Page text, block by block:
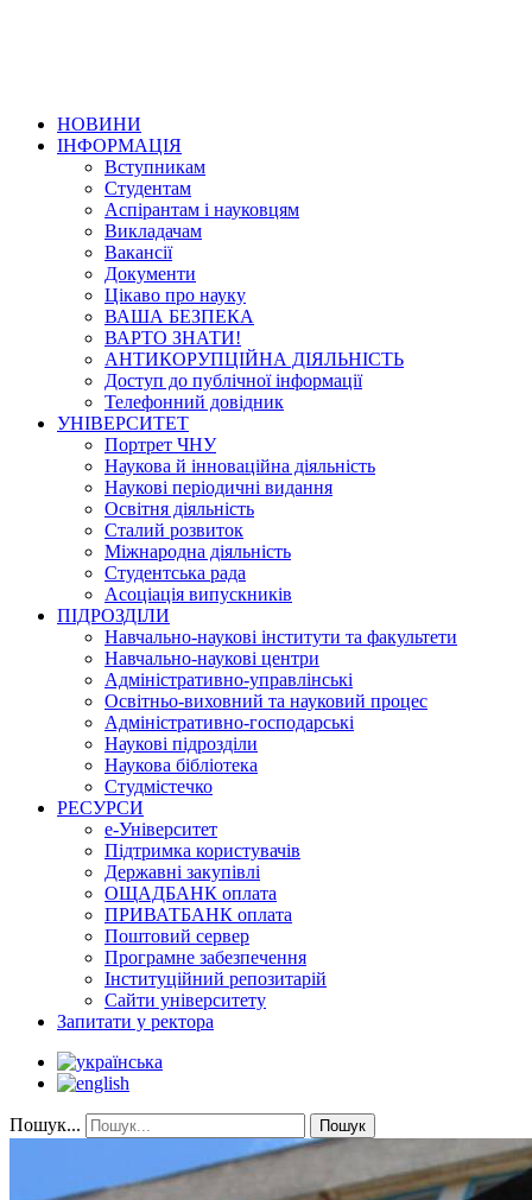
НОВИНИ
ІНФОРМАЦІЯ
Вступникам
Студентам
Аспірантам і науковцям
Викладачам
Вакансії
Документи
Цікаво про науку
ВАША БЕЗПЕКА
ВАРТО ЗНАТИ!
АНТИКОРУПЦІЙНА ДІЯЛЬНІСТЬ
Доступ до публічної інформації
Телефонний довідник
УНІВЕРСИТЕТ
Портрет ЧНУ
Наукова й інноваційна діяльність
Наукові періодичні видання
Освітня діяльність
Сталий розвиток
Міжнародна діяльність
Студентська рада
Асоціація випускників
ПІДРОЗДІЛИ
Навчально-наукові інститути та факультети
Навчально-наукові центри
Адміністративно-управлінські
Освітньо-виховний та науковий процес
Адміністративно-господарські
Наукові підрозділи
Наукова бібліотека
Студмістечко
РЕСУРСИ
е-Університет
Підтримка користувачів
Державні закупівлі
ОЩАДБАНК оплата
ПРИВАТБАНК оплата
Поштовий сервер
Програмне забезпечення
Інституційний репозитарій
Сайти університету
Запитати у ректора
Пошук... Пошук